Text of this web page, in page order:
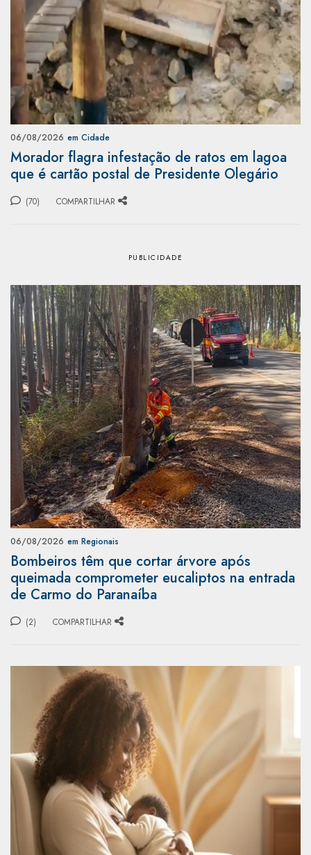
06/08/2026 em Cidade
Morador flagra infestação de ratos em lagoa
que é cartão postal de Presidente Olegário
(70) COMPARTILHAR
06/08/2026 em Regionais
Bombeiros têm que cortar árvore após
queimada comprometer eucaliptos na entrada
de Carmo do Paranaíba
(2) COMPARTILHAR